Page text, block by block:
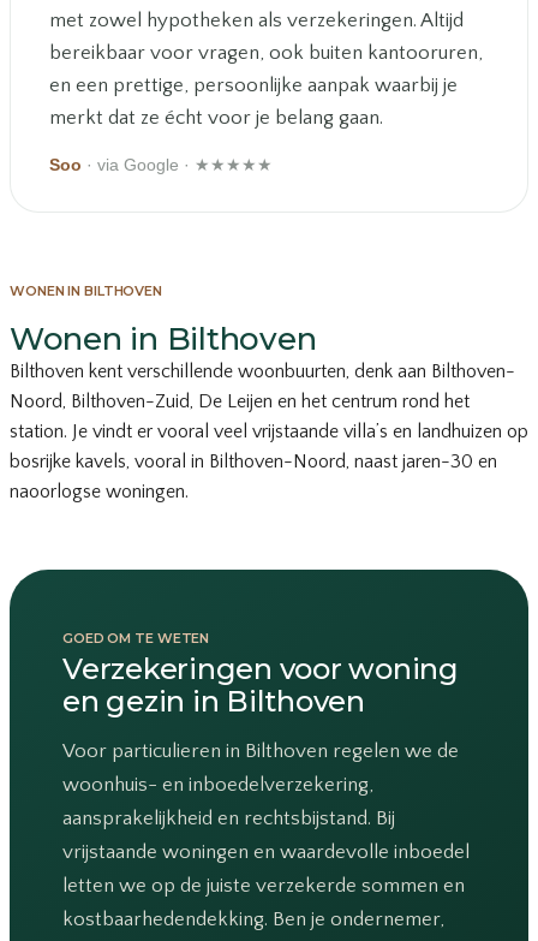
met zowel hypotheken als verzekeringen. Altijd
bereikbaar voor vragen, ook buiten kantooruren,
en een prettige, persoonlijke aanpak waarbij je
merkt dat ze écht voor je belang gaan.
Soo · via Google · ★★★★★
WONEN IN BILTHOVEN
Wonen in Bilthoven
Bilthoven kent verschillende woonbuurten, denk aan Bilthoven-
Noord, Bilthoven-Zuid, De Leijen en het centrum rond het
station. Je vindt er vooral veel vrijstaande villa’s en landhuizen op
bosrijke kavels, vooral in Bilthoven-Noord, naast jaren-30 en
naoorlogse woningen.
GOED OM TE WETEN
Verzekeringen voor woning
en gezin in Bilthoven
Voor particulieren in Bilthoven regelen we de
woonhuis- en inboedelverzekering,
aansprakelijkheid en rechtsbijstand. Bij
vrijstaande woningen en waardevolle inboedel
letten we op de juiste verzekerde sommen en
kostbaarhedendekking. Ben je ondernemer,